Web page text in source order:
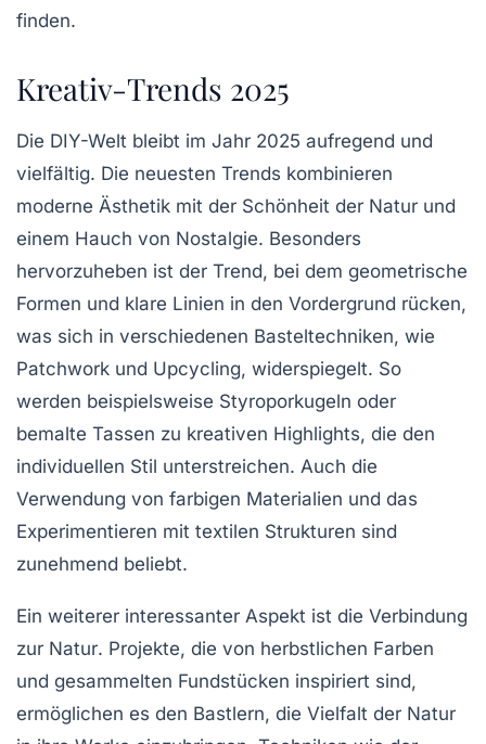
finden.
Kreativ-Trends 2025
Die DIY-Welt bleibt im Jahr 2025 aufregend und
vielfältig. Die neuesten Trends kombinieren
moderne Ästhetik mit der Schönheit der Natur und
einem Hauch von Nostalgie. Besonders
hervorzuheben ist der Trend, bei dem geometrische
Formen und klare Linien in den Vordergrund rücken,
was sich in verschiedenen Basteltechniken, wie
Patchwork und Upcycling, widerspiegelt. So
werden beispielsweise Styroporkugeln oder
bemalte Tassen zu kreativen Highlights, die den
individuellen Stil unterstreichen. Auch die
Verwendung von farbigen Materialien und das
Experimentieren mit textilen Strukturen sind
zunehmend beliebt.
Ein weiterer interessanter Aspekt ist die Verbindung
zur Natur. Projekte, die von herbstlichen Farben
und gesammelten Fundstücken inspiriert sind,
ermöglichen es den Bastlern, die Vielfalt der Natur